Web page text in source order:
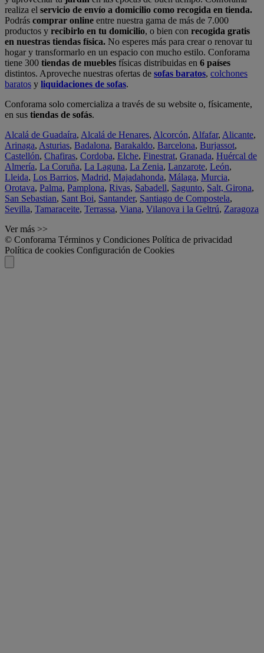
realiza el servicio de envío a domicilio como recogida en tienda.
Podrás comprar online entre nuestra gama de más de 7.000
productos y recibirlo en tu domicilio, o bien con recogida gratis
en nuestras tiendas física. No esperes más para crear o renovar tu
hogar y transformarlo en un espacio con mucho estilo. Conforama
tiene 300 tiendas de muebles físicas distribuidas en 6 países
distintos. Aproveche nuestras ofertas de sofas baratos, colchones
baratos y liquidaciones de sofas.
Conforama solo comercializa a través de su website o, físicamente,
en sus tiendas de sofás.
Alcalá de Guadaíra, Alcalá de Henares, Alcorcón, Alfafar, Alicante,
Arinaga, Asturias, Badalona, Barakaldo, Barcelona, Burjassot,
Castellón, Chafiras, Cordoba, Elche, Finestrat, Granada, Huércal de
Almería, La Coruña, La Laguna, La Zenia, Lanzarote, León,
Lleida, Los Barrios, Madrid, Majadahonda, Málaga, Murcia,
Orotava, Palma, Pamplona, Rivas, Sabadell, Sagunto, Salt, Girona,
San Sebastian, Sant Boi, Santander, Santiago de Compostela,
Sevilla, Tamaraceite, Terrassa, Viana, Vilanova i la Geltrú, Zaragoza
Ver más >>
© Conforama Términos y Condiciones Política de privacidad
Política de cookies Configuración de Cookies